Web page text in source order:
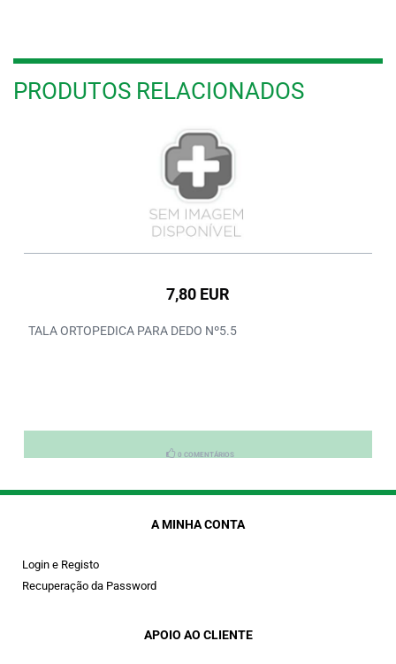
PRODUTOS RELACIONADOS
7,80 EUR
TALA ORTOPEDICA PARA DEDO Nº5.5
0 COMENTÁRIOS
A MINHA CONTA
Login e Registo
Recuperação da Password
APOIO AO CLIENTE